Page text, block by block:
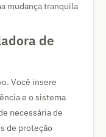
mudança tranquila
de
Você insere
e o sistema
necessária de
de proteção